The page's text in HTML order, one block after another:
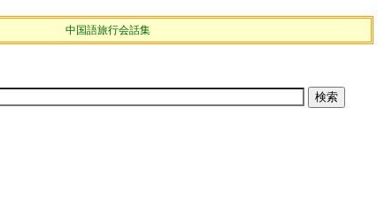
中国語旅行会話集